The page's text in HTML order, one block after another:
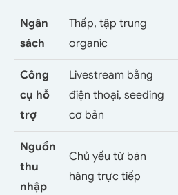
Ngân
sách
Thấp, tập trung
organic
Công
cụ hỗ
trợ
Livestream bằng
điện thoại, seeding
cơ bản
Nguồn
thu
nhập
Chủ yếu từ bán
hàng trực tiếp